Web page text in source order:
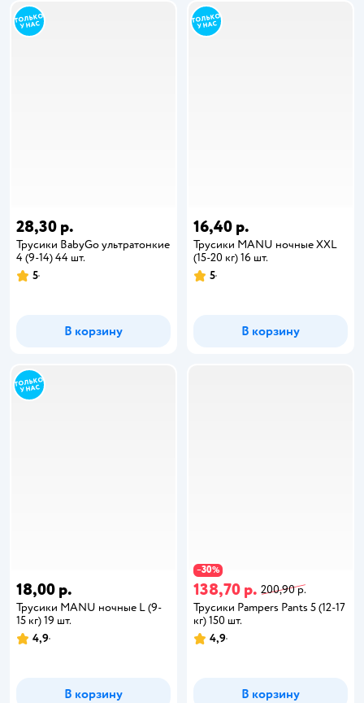
28,30 р.
Трусики BabyGo ультратонкие
4 (9-14) 44 шт.
5
В корзину
16,40 р.
Трусики MANU ночные XXL
(15-20 кг) 16 шт.
5
В корзину
18,00 р.
Трусики MANU ночные L (9-
15 кг) 19 шт.
4,9
В корзину
−30%
138,70 р. 200,90 р.
Трусики Pampers Pants 5 (12-17
кг) 150 шт.
4,9
В корзину